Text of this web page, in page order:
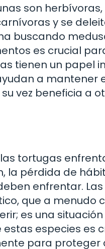
son
y se
buscando
es crucial
tienen un papel
a mantener
vez beneficia a
tortugas
la pérdida de
enfrentar.
que a menudo
es una
especies es
para proteger